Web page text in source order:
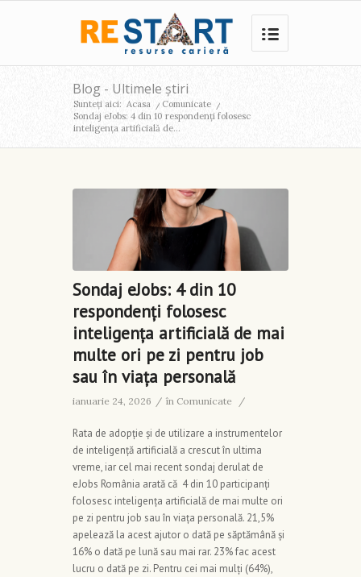
Blog - Ultimele știri
Sunteți aici: Acasa / Comunicate /
Sondaj eJobs: 4 din 10 respondenți folosesc
inteligența artificială de...
Sondaj eJobs: 4 din 10
respondenți folosesc
inteligența artificială de mai
multe ori pe zi pentru job
sau în viața personală
ianuarie 24, 2026 / în Comunicate /
Rata de adopție și de utilizare a instrumentelor
de inteligență artificială a crescut în ultima
vreme, iar cel mai recent sondaj derulat de
eJobs România arată că 4 din 10 participanți
folosesc inteligența artificială de mai multe ori
pe zi pentru job sau în viața personală. 21,5%
apelează la acest ajutor o dată pe săptămână și
16% o dată pe lună sau mai rar. 23% fac acest
lucru o dată pe zi. Pentru cei mai mulți (64%),